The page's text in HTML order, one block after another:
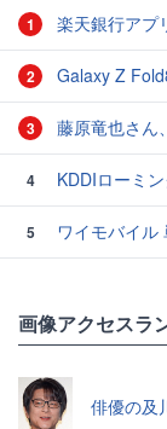
1 楽天銀行アプ
2 Galaxy Z
3 藤原竜也さん、「SKYSEA
4 KDDIローミ
5
ワイモバイル
画像アクセスラ
俳優の及